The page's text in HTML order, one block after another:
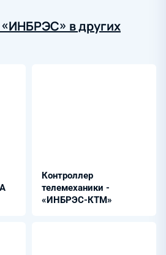
в других
Контроллер
телемеханики -
«ИНБРЭС-КТМ»